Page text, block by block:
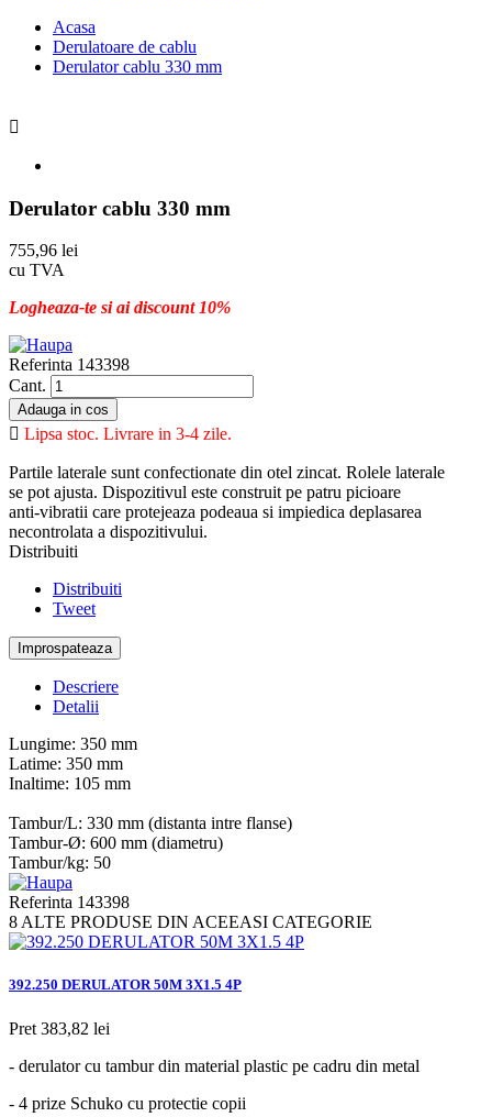
Acasa
Derulatoare de cablu
Derulator cablu 330 mm

Derulator cablu 330 mm
755,96 lei
cu TVA
Logheaza-te si ai discount 10%
Referinta 143398
Cant.
Adauga in cos
 Lipsa stoc. Livrare in 3-4 zile.
Partile laterale sunt confectionate din otel zincat. Rolele laterale
se pot ajusta. Dispozitivul este construit pe patru picioare
anti-vibratii care protejeaza podeaua si impiedica deplasarea
necontrolata a dispozitivului.
Distribuiti
Distribuiti
Tweet
Descriere
Detalii
Lungime: 350 mm
Latime: 350 mm
Inaltime: 105 mm
Tambur/L: 330 mm (distanta intre flanse)
Tambur-Ø: 600 mm (diametru)
Tambur/kg: 50
Referinta 143398
8 ALTE PRODUSE DIN ACEEASI CATEGORIE
392.250 DERULATOR 50M 3X1.5 4P
Pret 383,82 lei
- derulator cu tambur din material plastic pe cadru din metal
- 4 prize Schuko cu protectie copii